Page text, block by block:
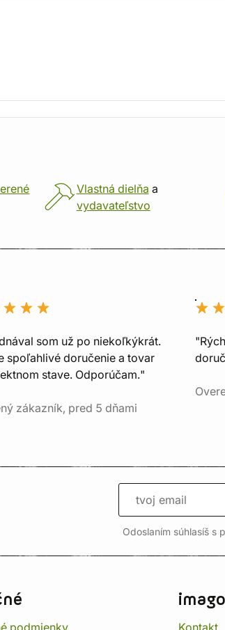
Vlastná dielňa a
vydavateľstvo
som už po niekoľkýkrát.
spoľahlivé doručenie a tovar
stave. Odporúčam."
zákazník, pred 5 dňami
Odoslaním súhlasíš s
podmienky
imago
Kontakt